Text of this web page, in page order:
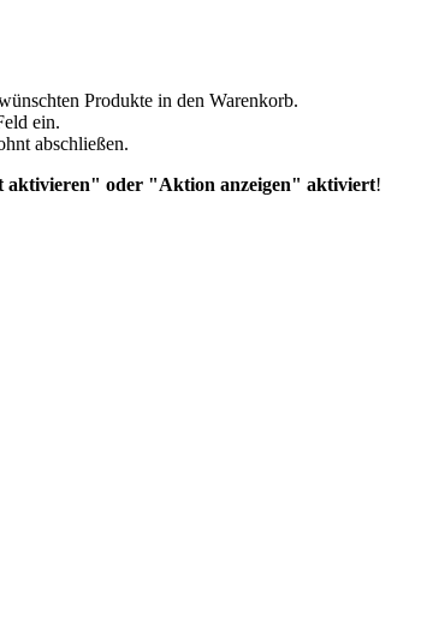
Produkte in den Warenkorb.
ein.
abschließen.
aktivieren" oder "Aktion anzeigen" aktiviert!